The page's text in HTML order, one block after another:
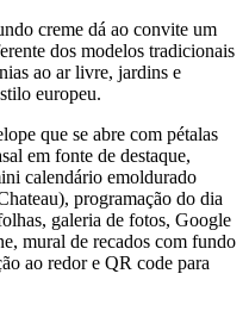
creme dá ao convite um
dos modelos tradicionais
ao ar livre, jardins e
europeu.
que se abre com pétalas
em fonte de destaque,
calendário emoldurado
programação do dia
galeria de fotos, Google
mural de recados com fundo
ao redor e QR code para